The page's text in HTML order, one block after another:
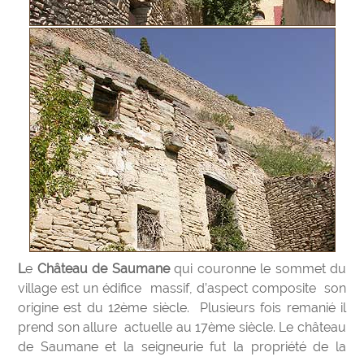
Le Château de Saumanequi couronne le sommet du
village est un édifice massif, d’aspect composite son
origine est du 12ème siècle. Plusieurs fois remanié il
prend son allure actuelle au 17ème siècle. Le château
de Saumane et la seigneurie fut la propriété de la